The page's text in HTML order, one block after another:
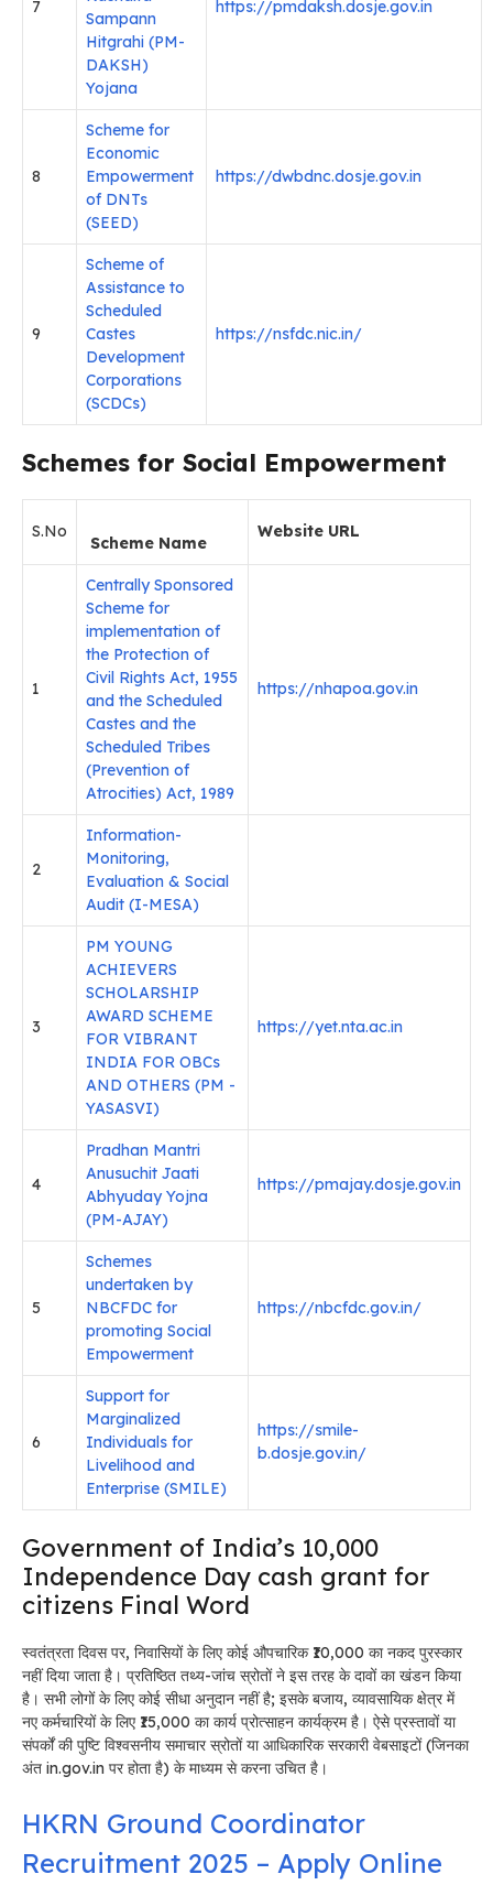
7
Sampann
Hitgrahi (PM-
DAKSH)
Yojana
https://pmdaksh.dosje.gov.in
8
Scheme for
Economic
Empowerment
of DNTs
(SEED)
https://dwbdnc.dosje.gov.in
9
Scheme of
Assistance to
Scheduled
Castes
Development
Corporations
(SCDCs)
https://nsfdc.nic.in/
Schemes for Social Empowerment
S.No
Scheme Name
Website URL
1
Centrally Sponsored
Scheme for
implementation of
the Protection of
Civil Rights Act, 1955
and the Scheduled
Castes and the
Scheduled Tribes
(Prevention of
Atrocities) Act, 1989
https://nhapoa.gov.in
2
Information-
Monitoring,
Evaluation & Social
Audit (I-MESA)
3
PM YOUNG
ACHIEVERS
SCHOLARSHIP
AWARD SCHEME
FOR VIBRANT
INDIA FOR OBCs
AND OTHERS (PM -
YASASVI)
https://yet.nta.ac.in
4
Pradhan Mantri
Anusuchit Jaati
Abhyuday Yojna
(PM-AJAY)
https://pmajay.dosje.gov.in
5
Schemes
undertaken by
NBCFDC for
promoting Social
Empowerment
https://nbcfdc.gov.in/
6
Support for
Marginalized
Individuals for
Livelihood and
Enterprise (SMILE)
https://smile-
b.dosje.gov.in/
Government of India’s ₹10,000
Independence Day cash grant for
citizens Final Word
स्वतंत्रता दिवस पर, निवासियों के लिए कोई औपचारिक ₹10,000 का नकद पुरस्कार
नहीं दिया जाता है। प्रतिष्ठित तथ्य-जांच स्रोतों ने इस तरह के दावों का खंडन किया
है। सभी लोगों के लिए कोई सीधा अनुदान नहीं है; इसके बजाय, व्यावसायिक क्षेत्र में
नए कर्मचारियों के लिए ₹15,000 का कार्य प्रोत्साहन कार्यक्रम है। ऐसे प्रस्तावों या
संपर्कों की पुष्टि विश्वसनीय समाचार स्रोतों या आधिकारिक सरकारी वेबसाइटों (जिनका
अंत in.gov.in पर होता है) के माध्यम से करना उचित है।
HKRN Ground Coordinator
Recruitment 2025 – Apply Online